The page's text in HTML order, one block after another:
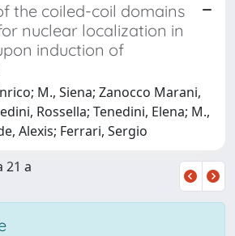
the coiled-coil domains
nuclear localization in
induction of
M., Siena; Zanocco Marani,
Rossella; Tenedini, Elena; M.,
Alexis; Ferrari, Sergio
21 a